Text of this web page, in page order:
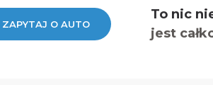
ZAPYTAJ O AUTO
To nic
jest